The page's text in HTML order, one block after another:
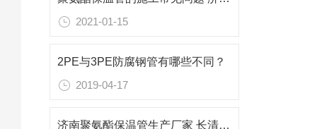
2021-01-15
2PE与3PE防腐钢管有哪些不同？
2019-04-17
济南聚氨酯保温管生产厂家 长清聚氨酯保温管价格